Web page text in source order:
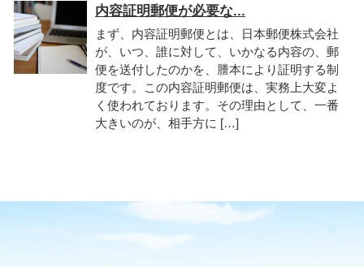
内容証明郵便が必要な...
まず、内容証明郵便とは、日本郵便株式会社
が、いつ、誰に対して、いかなる内容の、郵
便を送付したのかを、謄本により証明する制
度です。この内容証明郵便は、実務上大変よ
く使われております。その理由として、一番
大きいのが、相手方に […]